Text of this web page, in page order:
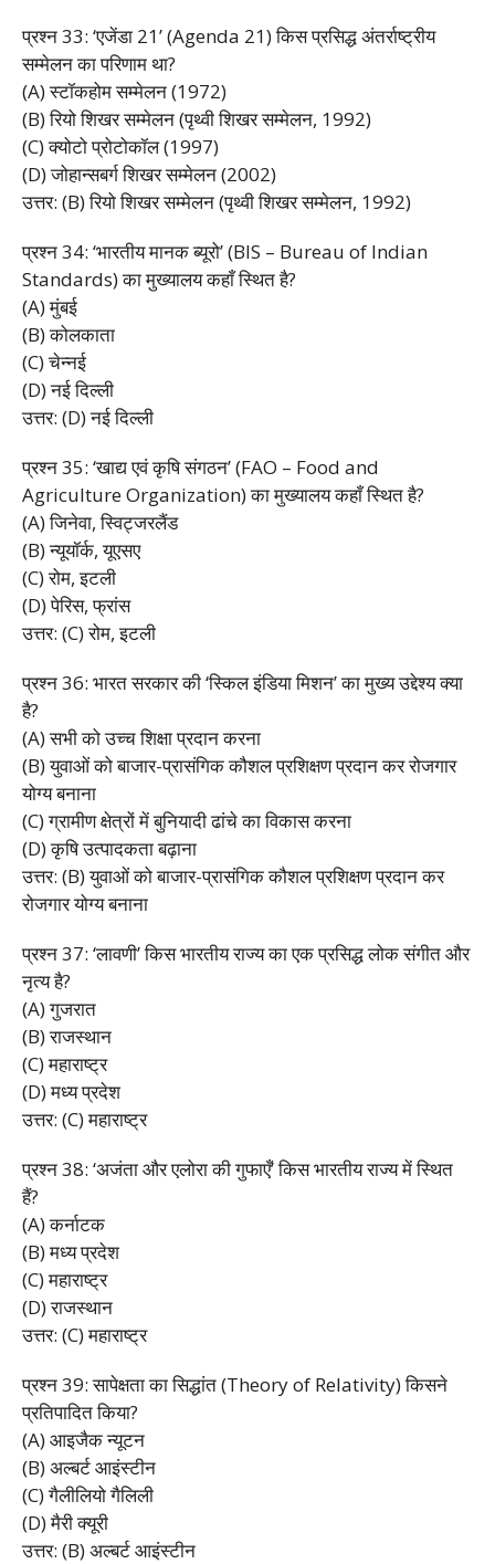
प्रश्न 33: ‘एजेंडा 21’ (Agenda 21) किस प्रसिद्ध अंतर्राष्ट्रीय
सम्मेलन का परिणाम था?
(A) स्टॉकहोम सम्मेलन (1972)
(B) रियो शिखर सम्मेलन (पृथ्वी शिखर सम्मेलन, 1992)
(C) क्योटो प्रोटोकॉल (1997)
(D) जोहान्सबर्ग शिखर सम्मेलन (2002)
उत्तर: (B) रियो शिखर सम्मेलन (पृथ्वी शिखर सम्मेलन, 1992)
प्रश्न 34: ‘भारतीय मानक ब्यूरो’ (BIS – Bureau of Indian
Standards) का मुख्यालय कहाँ स्थित है?
(A) मुंबई
(B) कोलकाता
(C) चेन्नई
(D) नई दिल्ली
उत्तर: (D) नई दिल्ली
प्रश्न 35: ‘खाद्य एवं कृषि संगठन’ (FAO – Food and
Agriculture Organization) का मुख्यालय कहाँ स्थित है?
(A) जिनेवा, स्विट्जरलैंड
(B) न्यूयॉर्क, यूएसए
(C) रोम, इटली
(D) पेरिस, फ्रांस
उत्तर: (C) रोम, इटली
प्रश्न 36: भारत सरकार की ‘स्किल इंडिया मिशन’ का मुख्य उद्देश्य क्या
है?
(A) सभी को उच्च शिक्षा प्रदान करना
(B) युवाओं को बाजार-प्रासंगिक कौशल प्रशिक्षण प्रदान कर रोजगार
योग्य बनाना
(C) ग्रामीण क्षेत्रों में बुनियादी ढांचे का विकास करना
(D) कृषि उत्पादकता बढ़ाना
उत्तर: (B) युवाओं को बाजार-प्रासंगिक कौशल प्रशिक्षण प्रदान कर
रोजगार योग्य बनाना
प्रश्न 37: ‘लावणी’ किस भारतीय राज्य का एक प्रसिद्ध लोक संगीत और
नृत्य है?
(A) गुजरात
(B) राजस्थान
(C) महाराष्ट्र
(D) मध्य प्रदेश
उत्तर: (C) महाराष्ट्र
प्रश्न 38: ‘अजंता और एलोरा की गुफाएँ’ किस भारतीय राज्य में स्थित
हैं?
(A) कर्नाटक
(B) मध्य प्रदेश
(C) महाराष्ट्र
(D) राजस्थान
उत्तर: (C) महाराष्ट्र
प्रश्न 39: सापेक्षता का सिद्धांत (Theory of Relativity) किसने
प्रतिपादित किया?
(A) आइजैक न्यूटन
(B) अल्बर्ट आइंस्टीन
(C) गैलीलियो गैलिली
(D) मैरी क्यूरी
उत्तर: (B) अल्बर्ट आइंस्टीन